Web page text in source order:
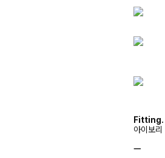
Fitting.
아이보리
ㅡ